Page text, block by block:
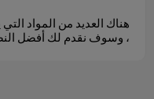
هناك العديد من المواد
، وسوف نقدم لك أفضل